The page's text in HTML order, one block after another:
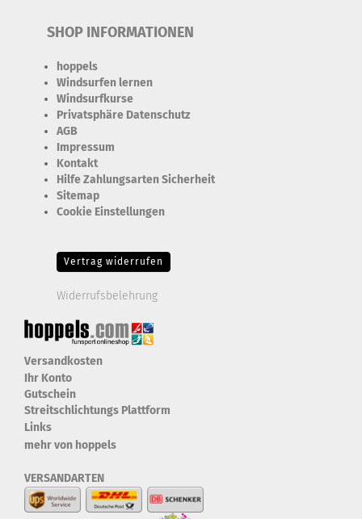
SHOP INFORMATIONEN
hoppels
Windsurfen lernen
Windsurfkurse
Privatsphäre Datenschutz
AGB
Impressum
Kontakt
Hilfe Zahlungsarten Sicherheit
Sitemap
Cookie Einstellungen
Vertrag widerrufen
Widerrufsbelehrung
Versandkosten
Ihr Konto
Gutschein
Streitschlichtungs Plattform
Links
mehr von hoppels
VERSANDARTEN